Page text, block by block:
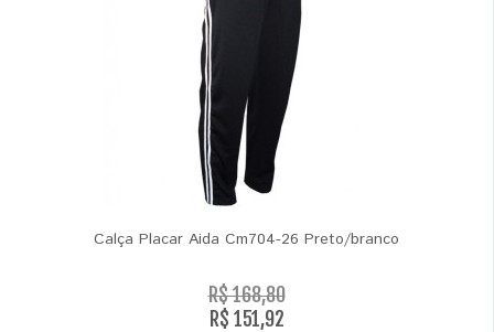
Calça Placar Aida Cm704-26 Preto/branco
R$ 168,80
R$ 151,92